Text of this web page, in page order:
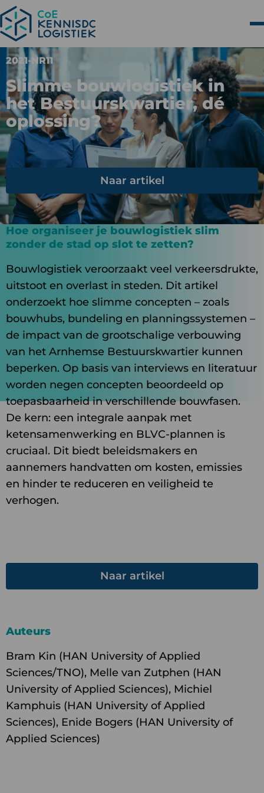
Slimme bouwlogistiek in
het Bestuurskwartier, dé
oplossing?
2021-NR11
Naar artikel
Hoe organiseer je bouwlogistiek slim
zonder de stad op slot te zetten?
Bouwlogistiek veroorzaakt veel verkeersdrukte,
uitstoot en overlast in steden. Dit artikel
onderzoekt hoe slimme concepten – zoals
bouwhubs, bundeling en planningssystemen –
de impact van de grootschalige verbouwing
van het Arnhemse Bestuurskwartier kunnen
beperken. Op basis van interviews en literatuur
worden negen concepten beoordeeld op
toepasbaarheid in verschillende bouwfasen.
De kern: een integrale aanpak met
ketensamenwerking en BLVC-plannen is
cruciaal. Dit biedt beleidsmakers en
aannemers handvatten om kosten, emissies
en hinder te reduceren en veiligheid te
verhogen.
Naar artikel
Auteurs
Bram Kin (HAN University of Applied
Sciences/TNO), Melle van Zutphen (HAN
University of Applied Sciences), Michiel
Kamphuis (HAN University of Applied
Sciences), Enide Bogers (HAN University of
Applied Sciences)